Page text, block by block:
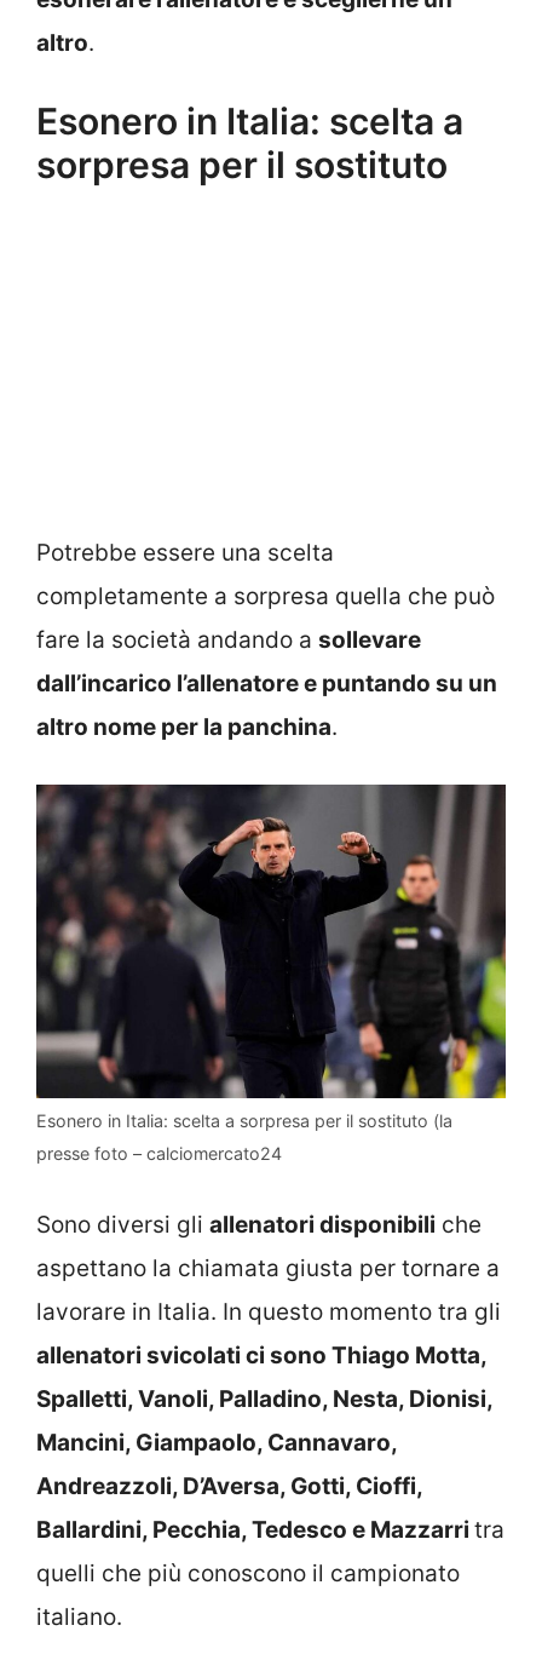
altro.
Esonero in Italia: scelta a
sorpresa per il sostituto
Potrebbe essere una scelta
completamente a sorpresa quella che può
fare la società andando a sollevare
dall’incarico l’allenatore e puntando su un
altro nome per la panchina.
Esonero in Italia: scelta a sorpresa per il sostituto (la
presse foto – calciomercato24
Sono diversi gli allenatori disponibili che
aspettano la chiamata giusta per tornare a
lavorare in Italia. In questo momento tra gli
allenatori svicolati ci sono Thiago Motta,
Spalletti, Vanoli, Palladino, Nesta, Dionisi,
Mancini, Giampaolo, Cannavaro,
Andreazzoli, D’Aversa, Gotti, Cioffi,
Ballardini, Pecchia, Tedesco e Mazzarri tra
quelli che più conoscono il campionato
italiano.